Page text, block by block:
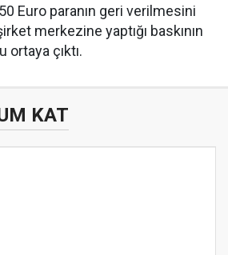
Euro paranın geri verilmesini
merkezine yaptığı baskının
ortaya çıktı.
KAT